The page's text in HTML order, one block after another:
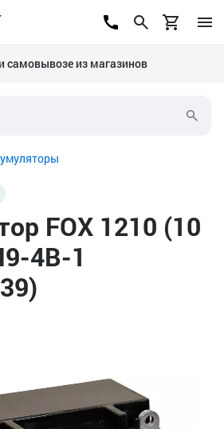
самовывозе из магазинов
FOX 1210 (10
4B-1